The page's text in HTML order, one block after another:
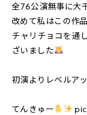
全76公演無事に大
改めて私はこの作
チャリチョコを通
ざいました
初演よりレベルア
てんきゅー